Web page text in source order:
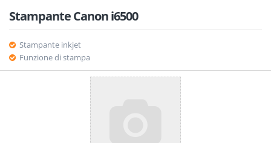
Stampante Canon i6500
Stampante inkjet
Funzione di stampa